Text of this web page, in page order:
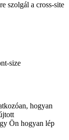
szolgál a cross-site
size
hogyan
Ön hogyan lép